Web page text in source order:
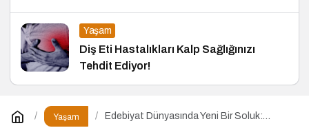
Yaşam
Diş Eti Hastalıkları Kalp Sağlığınızı
Tehdit Ediyor!
Yaşam
Edebiyat Dünyasında Yeni Bir Soluk: